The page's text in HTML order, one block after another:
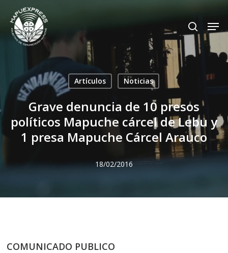
Skip
main
search
Artículos Noticias
Grave denuncia de 10 presos
políticos Mapuche cárcel de Lebu y
1 presa Mapuche Cárcel Arauco
18/02/2016
COMUNICADO PUBLICO
Close
Menu